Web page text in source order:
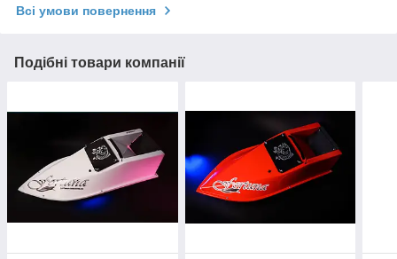
Всі умови повернення
Подібні товари компанії